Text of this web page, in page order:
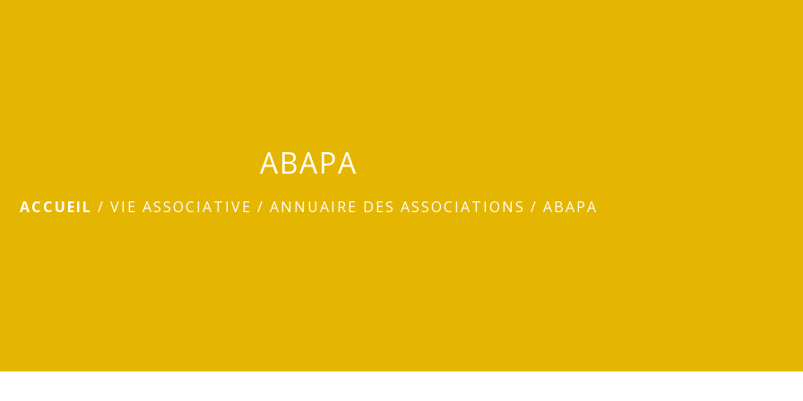
ABAPA
ACCUEIL /VIE ASSOCIATIVE /ANNUAIRE DES ASSOCIATIONS /ABAPA